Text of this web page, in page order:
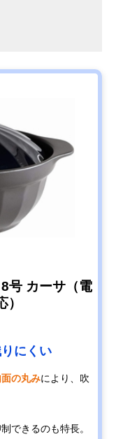
号 カーサ（電
にくい
の丸みにより、吹
できるのも特長。